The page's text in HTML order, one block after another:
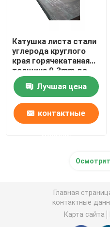
Катушка листа стали
углерода круглого
края горячекатаная
толщина 0.3mm до
200mm
Лучшая цена
контактные
Главная
контактные
Карта сайта